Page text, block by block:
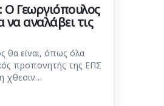
Γεωργιόπουλος
να αναλάβει τις
θα είναι, όπως όλα
προπονητής της ΕΠΣ
χθεσιν…